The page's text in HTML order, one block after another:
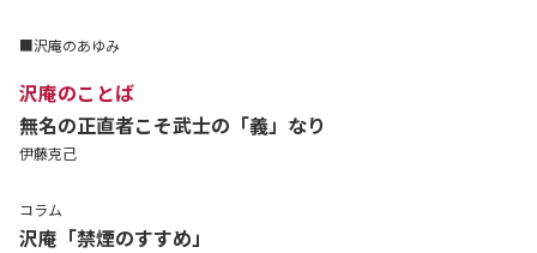
■沢庵のあゆみ
沢庵のことば
無名の正直者こそ武士の「義」なり
伊藤克己
コラム
沢庵「禁煙のすすめ」